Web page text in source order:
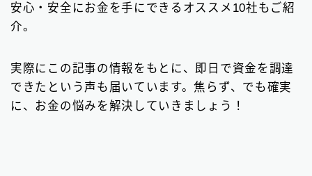
個人間融資は要注意
おまとめローン 6
安心・安全にお金を手にできるオススメ10社もご紹
介。
実際にこの記事の情報をもとに、即日で資金を調達
できたという声も届いています。焦らず、でも確実
に、お金の悩みを解決していきましょう！